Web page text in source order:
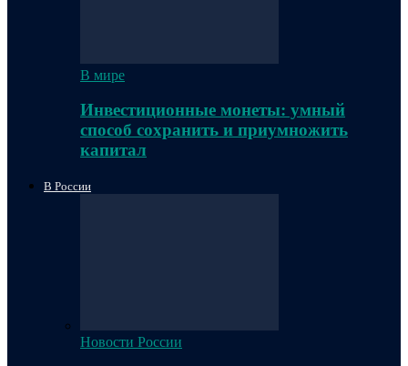
В мире
Инвестиционные монеты: умный
способ сохранить и приумножить
капитал
В России
Новости России